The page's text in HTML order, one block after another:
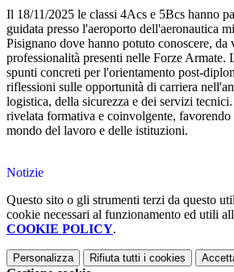
Il 18/11/2025 le classi 4Acs e 5Bcs hanno
guidata presso l'aeroporto dell'aeronautica
Pisignano dove hanno potuto conoscere, da
professionalità presenti nelle Forze Armate.
spunti concreti per l'orientamento post-
riflessioni sulle opportunità di carriera
logistica, della sicurezza e dei servizi
rivelata formativa e coinvolgente,
mondo del lavoro e delle istituzioni.
Notizie
Questo sito o gli strumenti terzi da questo
cookie necessari al funzionamento ed utili
COOKIE POLICY.
Personalizza Rifiuta tutti i cookies